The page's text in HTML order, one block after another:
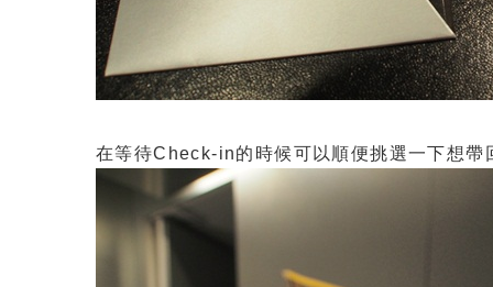
在等待Check-in的時候可以順便挑選一下想帶